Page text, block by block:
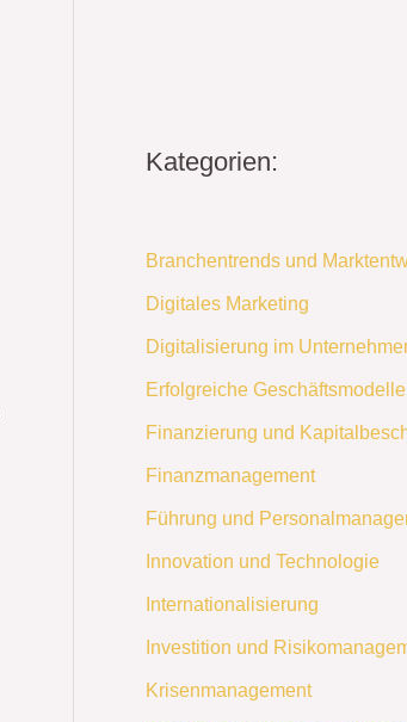
Kategorien:
Branchentrends und
Digitales Marketing
Digitalisierung im
Erfolgreiche Geschäftsmodelle
Finanzierung und
Finanzmanagement
Führung und
Innovation und Technologie
Internationalisierung
Investition und
Krisenmanagement